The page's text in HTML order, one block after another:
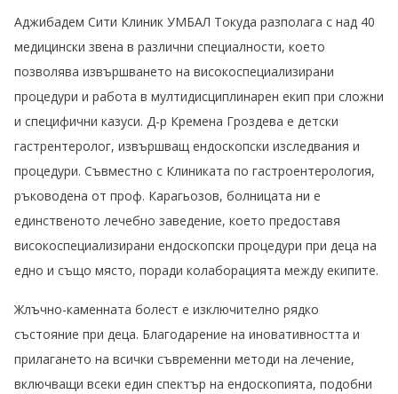
Аджибадем Сити Клиник УМБАЛ Токуда разполага с над 40
медицински звена в различни специалности, което
позволява извършването на високоспециализирани
процедури и работа в мултидисциплинарен екип при сложни
и специфични казуси. Д-р Кремена Гроздева е детски
гастрентеролог, извършващ ендоскопски изследвания и
процедури. Съвместно с Клиниката по гастроентерология,
ръководена от проф. Карагьозов, болницата ни е
единственото лечебно заведение, което предоставя
високоспециализирани ендоскопски процедури при деца на
едно и също място, поради колаборацията между екипите.
Жлъчно-каменната болест е изключително рядко
състояние при деца. Благодарение на иновативността и
прилагането на всички съвременни методи на лечение,
включващи всеки един спектър на ендоскопията, подобни